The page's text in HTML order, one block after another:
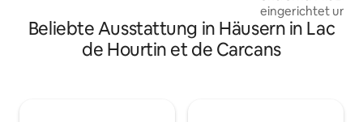
nicht einsehbar. 500 m vom Lac
d'Hourtin, seinem Strand und dem
Stadtzentrum entfernt, 10 Minuten vom
eingerichtet und
kleine Oase der
"Luxus, Ruhe
kürzlich
Beliebte Ausstattung in Häusern in Lac
de Hourtin et de Carcans